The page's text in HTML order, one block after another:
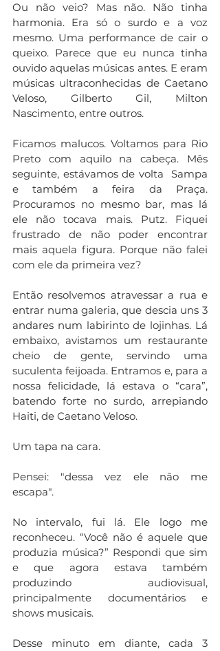
Ou não veio? Mas não. Não tinha
harmonia. Era só o surdo e a voz
mesmo. Uma performance de cair o
queixo. Parece que eu nunca tinha
ouvido aquelas músicas antes. E eram
músicas ultraconhecidas de Caetano
Veloso, Gilberto Gil, Milton
Nascimento, entre outros.
Ficamos malucos. Voltamos para Rio
Preto com aquilo na cabeça. Mês
seguinte, estávamos de volta  Sampa
e também a feira da Praça.
Procuramos no mesmo bar, mas lá
ele não tocava mais. Putz. Fiquei
frustrado de não poder encontrar
mais aquela figura. Porque não falei
com ele da primeira vez?
Então resolvemos atravessar a rua e
entrar numa galeria, que descia uns 3
andares num labirinto de lojinhas. Lá
embaixo, avistamos um restaurante
cheio de gente, servindo uma
suculenta feijoada. Entramos e, para a
nossa felicidade, lá estava o “cara”,
batendo forte no surdo, arrepiando
Haiti, de Caetano Veloso.
Um tapa na cara.
Pensei: "dessa vez ele não me
escapa".
No intervalo, fui lá. Ele logo me
reconheceu. “Você não é aquele que
produzia música?” Respondi que sim
e que agora estava também
produzindo audiovisual,
principalmente documentários e
shows musicais.
Desse minuto em diante, cada 3